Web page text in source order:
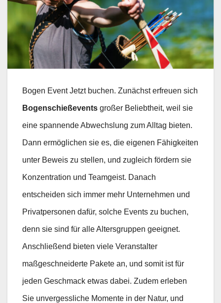
Bogen Event Jetzt buchen. Zunächst erfreuen sich
Bogenschießevents großer Beliebtheit, weil sie
eine spannende Abwechslung zum Alltag bieten.
Dann ermöglichen sie es, die eigenen Fähigkeiten
unter Beweis zu stellen, und zugleich fördern sie
Konzentration und Teamgeist. Danach
entscheiden sich immer mehr Unternehmen und
Privatpersonen dafür, solche Events zu buchen,
denn sie sind für alle Altersgruppen geeignet.
Anschließend bieten viele Veranstalter
maßgeschneiderte Pakete an, und somit ist für
jeden Geschmack etwas dabei. Zudem erleben
Sie unvergessliche Momente in der Natur, und